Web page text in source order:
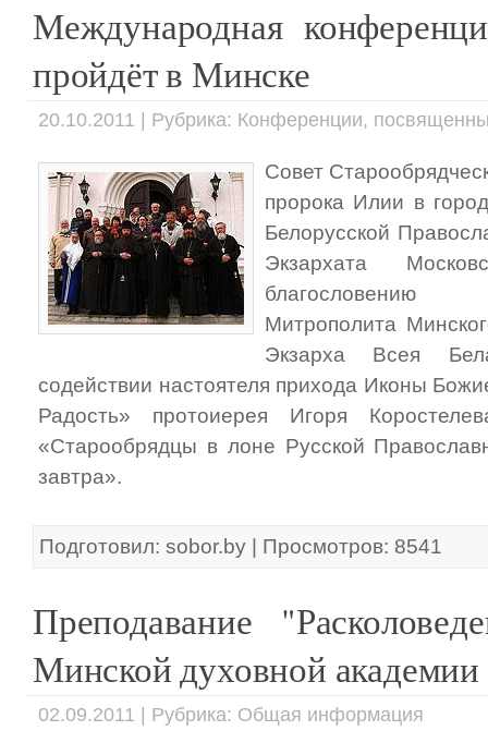
Международная
пройдёт в Минске
20.10.2011 | Рубрика: Конференции,
Совет
пророка Илии в
Белорусской
Экзархата
благословению
Митрополита
Экзарха Всея
содействии настоятеля прихода Иконы
Радость» протоиерея Игоря
«Cтарообрядцы в лоне Русской
завтра».
Подготовил: sobor.by | Просмотров: 8541
Преподавание
Минской духовной академии
02.09.2011 | Рубрика: Общая информация